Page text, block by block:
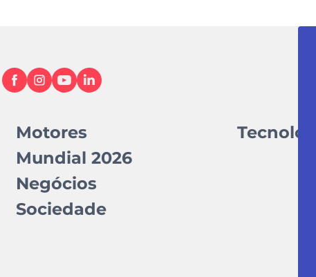
Motores
Mundial 2026
Negócios
Sociedade